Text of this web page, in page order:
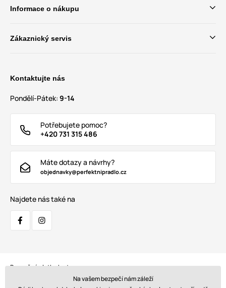
Informace o nákupu
Zákaznický servis
Kontaktujte nás
Pondělí-Pátek: 9-14
Potřebujete pomoc?
+420 731 315 486
Máte dotazy a návrhy?
objednavky@perfektnipradlo.cz
Najdete nás také na
Bezpečná platba kartou:
Na vašem bezpečí nám záleží